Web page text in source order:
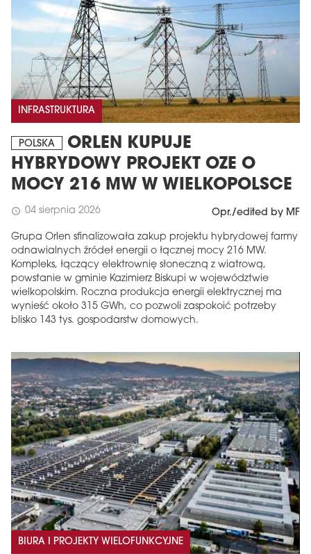
INFRASTRUKTURA
POLSKA
ORLEN KUPUJE
HYBRYDOWY PROJEKT OZE O
MOCY 216 MW W WIELKOPOLSCE
schedule 04 sierpnia 2026 Opr./edited by MF
Grupa Orlen sfinalizowała zakup projektu hybrydowej farmy
odnawialnych źródeł energii o łącznej mocy 216 MW.
Kompleks, łączący elektrownię słoneczną z wiatrową,
powstanie w gminie Kazimierz Biskupi w województwie
wielkopolskim. Roczna produkcja energii elektrycznej ma
wynieść około 315 GWh, co pozwoli zaspokoić potrzeby
blisko 143 tys. gospodarstw domowych.
BIURA I PROJEKTY WIELOFUNKCYJNE